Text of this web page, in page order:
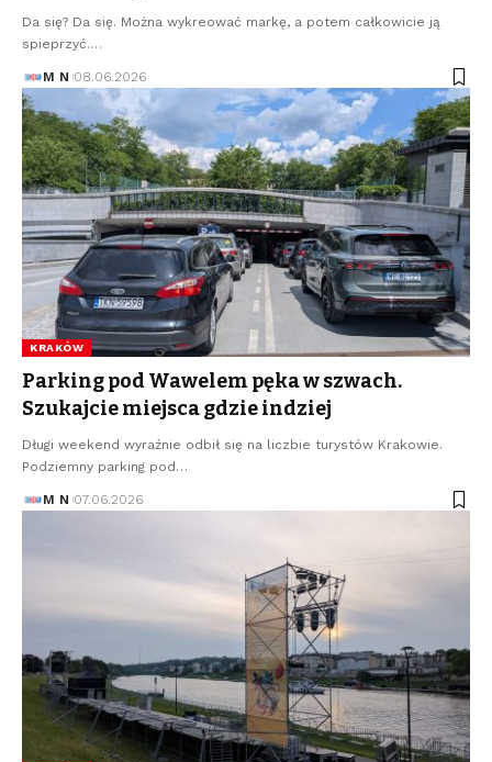
Da się? Da się. Można wykreować markę, a potem całkowicie ją
spieprzyć.…
M N 08.06.2026
KRAKÓW
Parking pod Wawelem pęka w szwach.
Szukajcie miejsca gdzie indziej
Długi weekend wyraźnie odbił się na liczbie turystów Krakowie.
Podziemny parking pod…
M N 07.06.2026